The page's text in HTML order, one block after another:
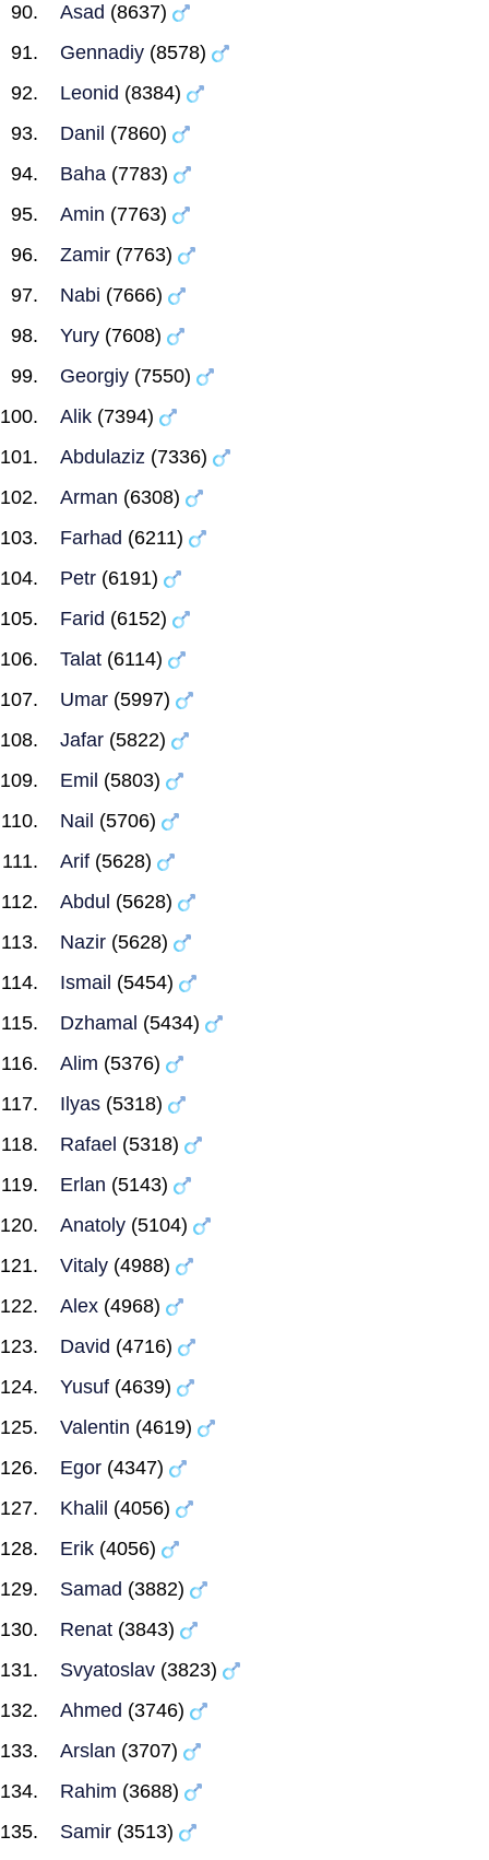
Asad (8637)
Gennadiy (8578)
Leonid (8384)
Danil (7860)
Baha (7783)
Amin (7763)
Zamir (7763)
Nabi (7666)
Yury (7608)
Georgiy (7550)
Alik (7394)
Abdulaziz (7336)
Arman (6308)
Farhad (6211)
Petr (6191)
Farid (6152)
Talat (6114)
Umar (5997)
Jafar (5822)
Emil (5803)
Nail (5706)
Arif (5628)
Abdul (5628)
Nazir (5628)
Ismail (5454)
Dzhamal (5434)
Alim (5376)
Ilyas (5318)
Rafael (5318)
Erlan (5143)
Anatoly (5104)
Vitaly (4988)
Alex (4968)
David (4716)
Yusuf (4639)
Valentin (4619)
Egor (4347)
Khalil (4056)
Erik (4056)
Samad (3882)
Renat (3843)
Svyatoslav (3823)
Ahmed (3746)
Arslan (3707)
Rahim (3688)
Samir (3513)